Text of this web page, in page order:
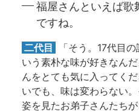
福屋さんといえば歌
ですね。
二代目
「そう。17代目
いう素朴な味が好きなん
んをとても気に入ってく
いでも、味は変わらない
姿を見たお弟子さんたち